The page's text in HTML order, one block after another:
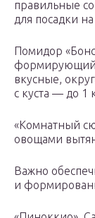
правильные
для посадки
Помидор
формирующий
вкусные,
с куста — до 1
«Комнатный
овощами
Важно
и